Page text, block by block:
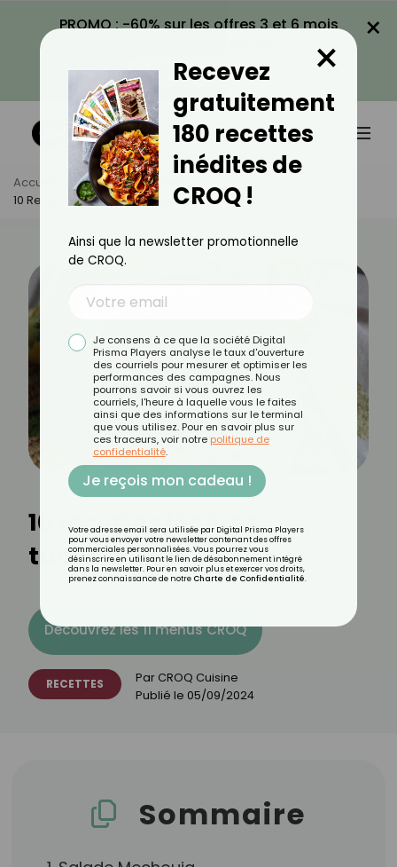
PROMO : -60% sur les offres 3 et 6 mois
VOIR LA PROMO
×
Accueil Actus
Recettes
10 Recettes Légères Tunisiennes
10 recettes légères
tunisiennes
Découvrez les 11 menus CROQ
RECETTES Par CROQ Cuisine
Publié le 05/09/2024
Sommaire
Recevez
gratuitement
180 recettes
inédites de
CROQ !
×
Ainsi que la newsletter promotionnelle
de CROQ.
Je consens à ce que la société Digital
Prisma Players analyse le taux d'ouverture
des courriels pour mesurer et optimiser les
performances des campagnes. Nous
pourrons savoir si vous ouvrez les
courriels, l'heure à laquelle vous le faites
ainsi que des informations sur le terminal
que vous utilisez. Pour en savoir plus sur
ces traceurs, voir notre politique de
confidentialité.
Je reçois mon cadeau !
Votre adresse email sera utilisée par Digital Prisma Players
pour vous envoyer votre newsletter contenant des offres
commerciales personnalisées. Vous pourrez vous
désinscrire en utilisant le lien de désabonnement intégré
dans la newsletter. Pour en savoir plus et exercer vos droits,
prenez connaissance de notre Charte de Confidentialité.